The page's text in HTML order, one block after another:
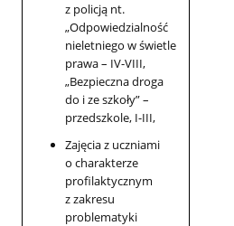
z policją nt.
„Odpowiedzialność
nieletniego w świetle
prawa – IV-VIII,
„Bezpieczna droga
do i ze szkoły” –
przedszkole, I-III,
Zajęcia z uczniami
o charakterze
profilaktycznym
z zakresu
problematyki